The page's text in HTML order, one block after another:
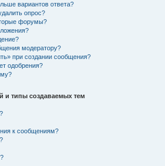
вариантов ответа?
опрос?
форумы?
модератору?
при создании сообщения?
одобрения?
и типы создаваемых тем
к сообщениям?